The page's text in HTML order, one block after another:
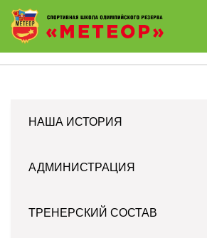
Отключить картинки
НАША ИСТОРИЯ
АДМИНИСТРАЦИЯ
ТРЕНЕРСКИЙ СОСТАВ